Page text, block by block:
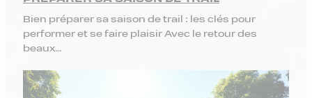
Bien préparer sa saison de trail : les clés pour
performer et se faire plaisir Avec le retour des
beaux...